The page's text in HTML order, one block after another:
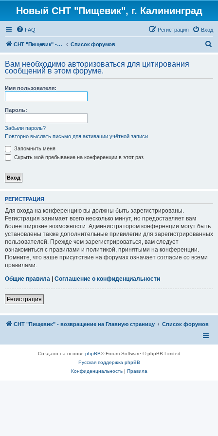
Новый СНТ "Пищевик", г. Калининград
FAQ Вход
Регистрация
СНТ "Пищевик" - возвращение на Главную страницу Список форумов
с
Вам необходимо авторизоваться для цитирования
сообщений в этом форуме.
Имя пользователя:
Пароль:
Забыли пароль?
Повторно выслать письмо для активации учётной записи
Запомнить меня
Скрыть моё пребывание на конференции в этот раз
РЕГИСТРАЦИЯ
Для входа на конференцию вы должны быть зарегистрированы.
Регистрация занимает всего несколько минут, но предоставляет вам
более широкие возможности. Администратором конференции могут быть
установлены также дополнительные привилегии для зарегистрированных
пользователей. Прежде чем зарегистрироваться, вам следует
ознакомиться с правилами и политикой, принятыми на конференции.
Помните, что ваше присутствие на форумах означает согласие со всеми
правилами.
Общие правила | Соглашение о конфиденциальности
Регистрация
СНТ "Пищевик" - возвращение на Главную страницу Список форумов
Создано на основе phpBB® Forum Software © phpBB Limited
Русская поддержка phpBB
Конфиденциальность| Правила